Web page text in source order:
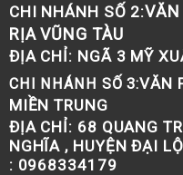
CHI NHÁNH SỐ 2:
RỊA VŨNG TÀU
ĐỊA CHỈ: NGÃ 3 MỸ
CHI NHÁNH SỐ 3:VĂN
MIỀN TRUNG
ĐỊA CHỈ: 68 QUANG
NGHĨA , HUYỆN ĐẠI
: 0968334179